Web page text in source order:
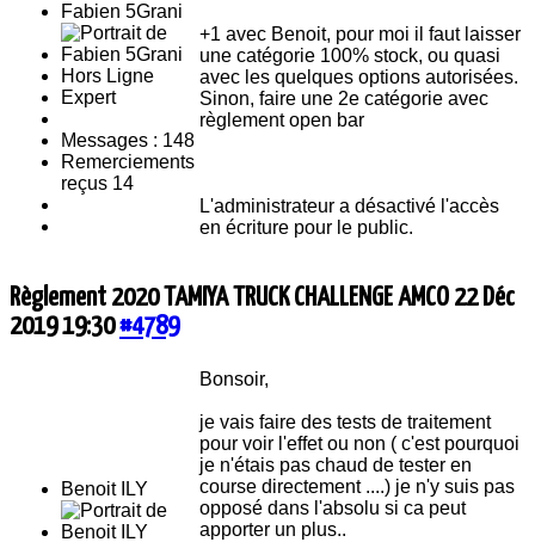
Fabien 5Grani
Hors Ligne
Expert
Messages : 148
Remerciements
reçus 14
+1 avec Benoit, pour moi il faut laisser
une catégorie 100% stock, ou quasi
avec les quelques options autorisées.
Sinon, faire une 2e catégorie avec
règlement open bar
L'administrateur a désactivé l'accès
en écriture pour le public.
Règlement 2020 TAMIYA TRUCK CHALLENGE AMCO 22 Déc
2019 19:30#4789
Benoit ILY
Bonsoir,
je vais faire des tests de traitement
pour voir l'effet ou non ( c'est pourquoi
je n'étais pas chaud de tester en
course directement ....) je n'y suis pas
opposé dans l'absolu si ca peut
apporter un plus..